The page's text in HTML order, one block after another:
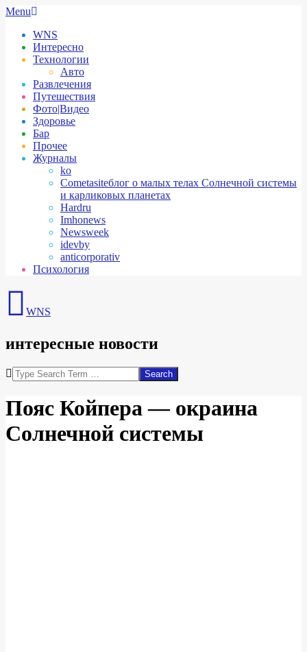
Skip
content
Secondary
Menu
Menu
WNS
Интересно
Технологии
Авто
Развлечения
Путешествия
Фото|Видео
Здоровье
Бар
Прочее
Журналы
ko
Cometasiteблог о малых телах Солнечной системы
и карликовых планетах
Hardru
Imhonews
Newsweek
idevby
anticorporativ
Психология
WNS
интересные новости
Search
Пояс Койпера — окраина
Солнечной системы